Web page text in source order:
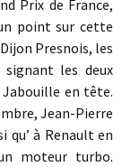
de France,
point sur cette
Presnois, les
les deux
en tête.
Jean-Pierre
qu’ à Renault en
moteur turbo.